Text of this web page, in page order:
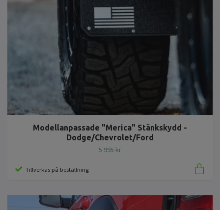
Modellanpassade "Merica" Stänkskydd -
Dodge/Chevrolet/Ford
5 995 kr
Tillverkas på beställning